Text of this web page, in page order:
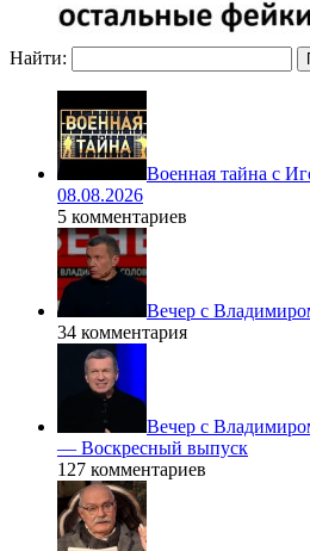
Найти:
Военная тайна с
08.08.2026
5 комментариев
Вечер с
34 комментария
Вечер с
— Воскресный выпуск
127 комментариев